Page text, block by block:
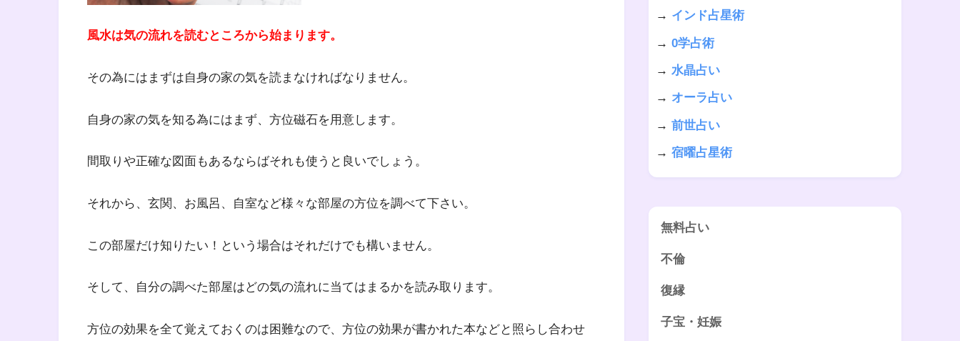
風水は気の流れを読むところから始まります。
その為にはまずは自身の家の気を読まなければなりません。
自身の家の気を知る為にはまず、方位磁石を用意します。
間取りや正確な図面もあるならばそれも使うと良いでしょう。
それから、玄関、お風呂、自室など様々な部屋の方位を調べて下さい。
この部屋だけ知りたい！という場合はそれだけでも構いません。
そして、自分の調べた部屋はどの気の流れに当てはまるかを読み取ります。
方位の効果を全て覚えておくのは困難なので、方位の効果が書かれた本などと照らし合わせ
→ インド占星術
→ 0学占術
→ 水晶占い
→ オーラ占い
→ 前世占い
→ 宿曜占星術
無料占い
不倫
復縁
子宝・妊娠